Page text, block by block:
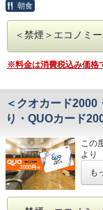
◇周
・高
・繁
・お
第31
第33
・大
完備
※大
※駐
しま
◇そ
・全
・
・各
・24
◇ア
◇ご
◇お
営業
・男
・男
◇駐
・大
完備
(700
※駐
★こ
★☆ひ
①心
②JR
③良
浴可
男湯
⑤ホ
朝食
＜禁煙＞エコノミ
※料金は消費税込み価格
＜クオカード
り・QUOカード
この
より
りま
今ま
何卒
も